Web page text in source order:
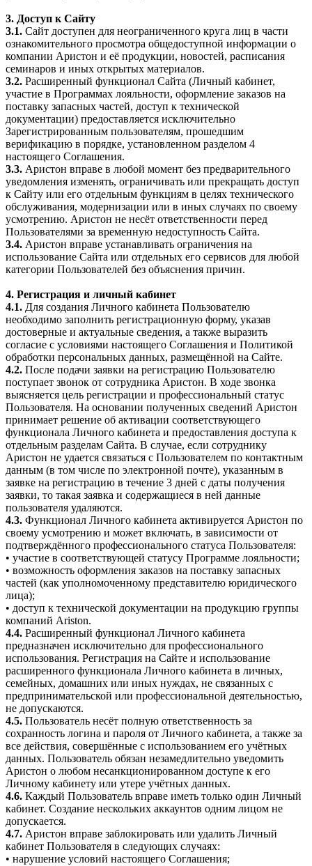
3. Доступ к Сайту
3.1. Сайт доступен для неограниченного круга лиц в части
ознакомительного просмотра общедоступной информации о
компании Аристон и её продукции, новостей, расписания
семинаров и иных открытых материалов.
3.2. Расширенный функционал Сайта (Личный кабинет,
участие в Программах лояльности, оформление заказов на
поставку запасных частей, доступ к технической
документации) предоставляется исключительно
Зарегистрированным пользователям, прошедшим
верификацию в порядке, установленном разделом 4
настоящего Соглашения.
3.3. Аристон вправе в любой момент без предварительного
уведомления изменять, ограничивать или прекращать доступ
к Сайту или его отдельным функциям в целях технического
обслуживания, модернизации или в иных случаях по своему
усмотрению. Аристон не несёт ответственности перед
Пользователями за временную недоступность Сайта.
3.4. Аристон вправе устанавливать ограничения на
использование Сайта или отдельных его сервисов для любой
категории Пользователей без объяснения причин.
4. Регистрация и личный кабинет
4.1. Для создания Личного кабинета Пользователю
необходимо заполнить регистрационную форму, указав
достоверные и актуальные сведения, а также выразить
согласие с условиями настоящего Соглашения и Политикой
обработки персональных данных, размещённой на Сайте.
4.2. После подачи заявки на регистрацию Пользователю
поступает звонок от сотрудника Аристон. В ходе звонка
выясняется цель регистрации и профессиональный статус
Пользователя. На основании полученных сведений Аристон
принимает решение об активации соответствующего
функционала Личного кабинета и предоставления доступа к
отдельным разделам Сайта. В случае, если сотруднику
Аристон не удается связаться с Пользователем по контактным
данным (в том числе по электронной почте), указанным в
заявке на регистрацию в течение 3 дней с даты получения
заявки, то такая заявка и содержащиеся в ней данные
пользователя удаляются.
4.3. Функционал Личного кабинета активируется Аристон по
своему усмотрению и может включать, в зависимости от
подтверждённого профессионального статуса Пользователя:
• участие в соответствующей статусу Программе лояльности;
• возможность оформления заказов на поставку запасных
частей (как уполномоченному представителю юридического
лица);
• доступ к технической документации на продукцию группы
компаний Ariston.
4.4. Расширенный функционал Личного кабинета
предназначен исключительно для профессионального
использования. Регистрация на Сайте и использование
расширенного функционала Личного кабинета в личных,
семейных, домашних или иных нуждах, не связанных с
предпринимательской или профессиональной деятельностью,
не допускаются.
4.5. Пользователь несёт полную ответственность за
сохранность логина и пароля от Личного кабинета, а также за
все действия, совершённые с использованием его учётных
данных. Пользователь обязан незамедлительно уведомить
Аристон о любом несанкционированном доступе к его
Личному кабинету или утере учётных данных.
4.6. Каждый Пользователь вправе иметь только один Личный
кабинет. Создание нескольких аккаунтов одним лицом не
допускается.
4.7. Аристон вправе заблокировать или удалить Личный
кабинет Пользователя в следующих случаях:
• нарушение условий настоящего Соглашения;